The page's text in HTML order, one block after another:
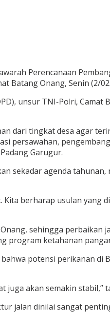
Perencanaan
Batang Onang, Senin (2/
unsur TNI-Polri, Camat
dari tingkat desa agar
persawahan,
Garugur.
sekadar agenda
berharap usulan yang
sehingga perbaikan
program ketahanan
potensi perikanan di
juga akan semakin stabil,”
jalan dinilai sangat